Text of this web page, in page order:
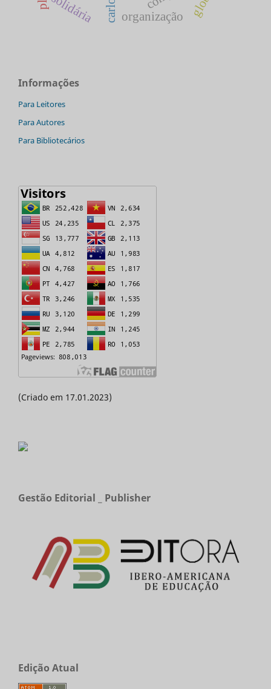
organização
solidária
Informações
Para Leitores
Para Autores
Para Bibliotecários
(Criado em 17.01.2023)
Gestão Editorial _ Publisher
Edição Atual